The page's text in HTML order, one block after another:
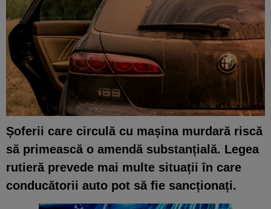
Șoferii care circulă cu mașina murdară riscă
să primească o amendă substanțială. Legea
rutieră prevede mai multe situații în care
conducătorii auto pot să fie sancționați.